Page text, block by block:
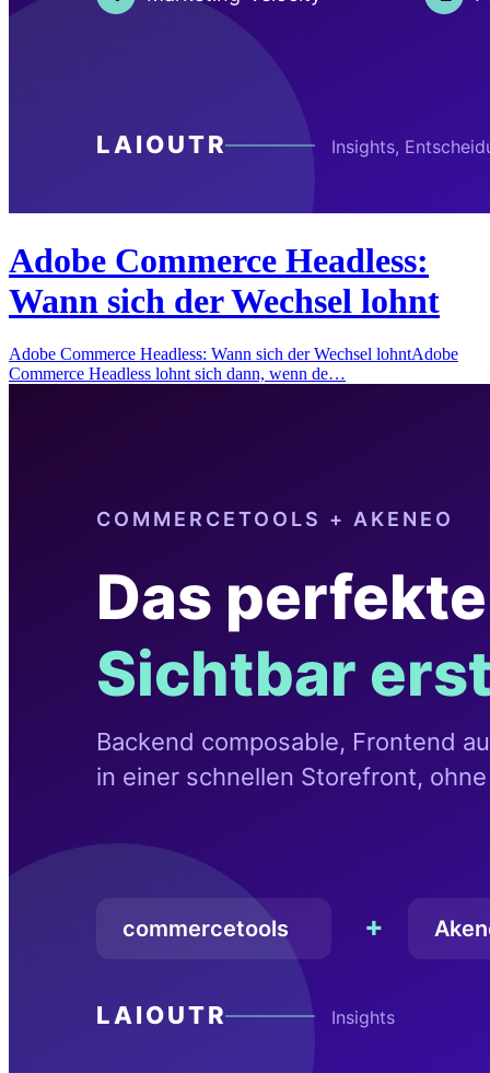
Adobe Commerce Headless:
Wann sich der Wechsel lohnt
Adobe Commerce Headless: Wann sich der Wechsel lohntAdobe
Commerce Headless lohnt sich dann, wenn de…